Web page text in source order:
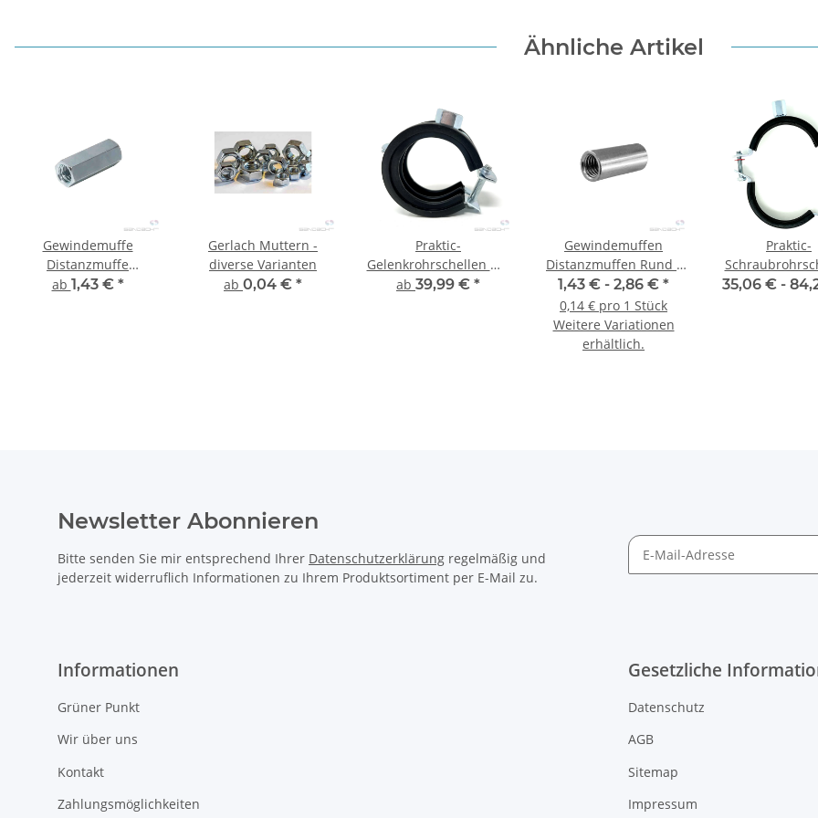
Ähnliche Artikel
Gewindemuffe
Distanzmuffe
Sechskant - 10 Stück
ab 1,43 € *
Gerlach Muttern -
diverse Varianten
ab 0,04 € *
Praktic-
Gelenkrohrschellen mit
Kippschraube und
ab 39,99 € *
Gewindemuffen
Distanzmuffen Rund -
10 Stück
1,43 € - 2,86 € *
0,14 € pro 1 Stück
Weitere Variationen
erhältlich.
Praktic-
mit
35,06 € -
Newsletter Abonnieren
Bitte senden Sie mir entsprechend Ihrer Datenschutzerklärung regelmäßig und
jederzeit widerruflich Informationen zu Ihrem Produktsortiment per E-Mail zu.
Informationen
Grüner Punkt
Wir über uns
Kontakt
Zahlungsmöglichkeiten
Gesetzliche
Datenschutz
AGB
Sitemap
Impressum